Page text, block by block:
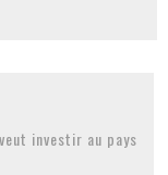
investir au pays